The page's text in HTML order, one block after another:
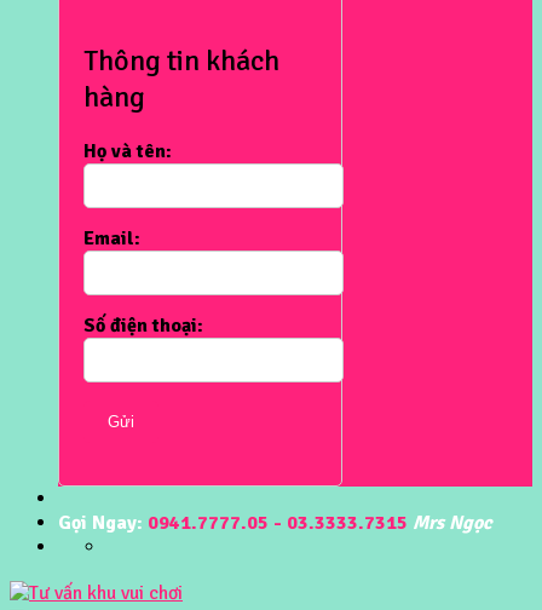
Thông tin khách
hàng
Họ và tên:
Email:
Số điện thoại:
Gửi
Gọi Ngay: 0941.7777.05 - 03.3333.7315 Mrs Ngọc